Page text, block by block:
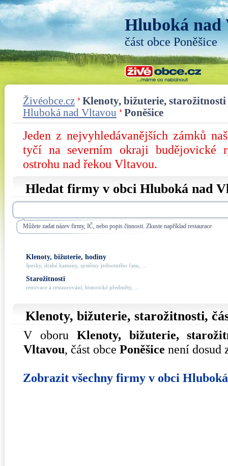
Hluboká nad
část obce Poněšice
Živéobce.cz
Klenoty, bižuterie, starožitnosti
Hluboká nad Vltavou
Poněšice
Jeden z nejvyhledávanějších zámků
tyčí na severním okraji budějovické
ostrohu nad řekou Vltavou.
Hledat firmy v obci Hluboká nad
Můžete zadat název firmy, IČ, nebo popis činnosti. Zkuste například restaurace
Klenoty, bižuterie, hodiny
šperky, drahé kameny, systémy jednotného času, ...
Starožitnosti
renovace a restaurování, historické předměty, ...
Klenoty, bižuterie, starožitnosti,
V oboru Klenoty, bižuterie,
Vltavou, část obce Poněšice není dosud
Zobrazit všechny firmy v obci